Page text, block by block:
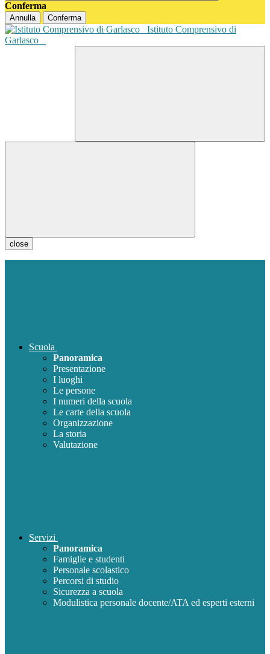
Conferma
Annulla Conferma
Istituto Comprensivo di
Garlasco
close
Scuola
Panoramica
Presentazione
I luoghi
Le persone
I numeri della scuola
Le carte della scuola
Organizzazione
La storia
Valutazione
Servizi
Panoramica
Famiglie e studenti
Personale scolastico
Percorsi di studio
Sicurezza a scuola
Modulistica personale docente/ATA ed esperti esterni